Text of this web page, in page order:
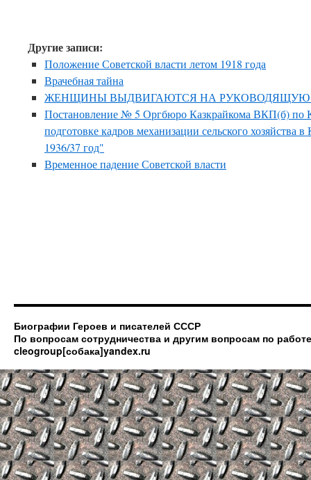
Другие записи:
Положение Советской власти летом 1918 года
Врачебная тайна
ЖЕНЩИНЫ ВЫДВИГАЮТСЯ НА РУКОВОДЯЩУЮ
Постановление № 5 Оргбюро Казкрайкома ВКП(б) по
подготовке кадров механизации сельского хозяйства
1936/37 год"
Временное падение Советской власти
Биографии Героев и писателей СССР
По вопросам сотрудничества и другим вопросам по
cleogroup[собака]yandex.ru